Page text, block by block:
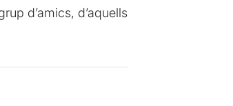
d’amics, d’aquells